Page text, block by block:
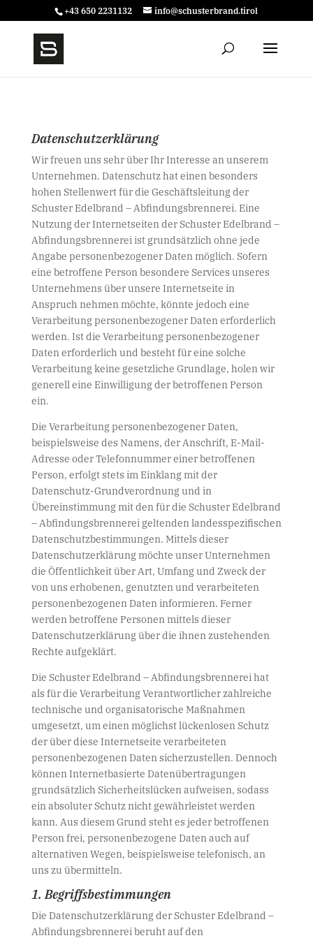
+43 650 2231132 info@schusterbrand.tirol
Datenschutzerklärung
Wir freuen uns sehr über Ihr Interesse an unserem
Unternehmen. Datenschutz hat einen besonders
hohen Stellenwert für die Geschäftsleitung der
Schuster Edelbrand – Abfindungsbrennerei. Eine
Nutzung der Internetseiten der Schuster Edelbrand –
Abfindungsbrennerei ist grundsätzlich ohne jede
Angabe personenbezogener Daten möglich. Sofern
eine betroffene Person besondere Services unseres
Unternehmens über unsere Internetseite in
Anspruch nehmen möchte, könnte jedoch eine
Verarbeitung personenbezogener Daten erforderlich
werden. Ist die Verarbeitung personenbezogener
Daten erforderlich und besteht für eine solche
Verarbeitung keine gesetzliche Grundlage, holen wir
generell eine Einwilligung der betroffenen Person
ein.
Die Verarbeitung personenbezogener Daten,
beispielsweise des Namens, der Anschrift, E-Mail-
Adresse oder Telefonnummer einer betroffenen
Person, erfolgt stets im Einklang mit der
Datenschutz-Grundverordnung und in
Übereinstimmung mit den für die Schuster Edelbrand
– Abfindungsbrennerei geltenden landesspezifischen
Datenschutzbestimmungen. Mittels dieser
Datenschutzerklärung möchte unser Unternehmen
die Öffentlichkeit über Art, Umfang und Zweck der
von uns erhobenen, genutzten und verarbeiteten
personenbezogenen Daten informieren. Ferner
werden betroffene Personen mittels dieser
Datenschutzerklärung über die ihnen zustehenden
Rechte aufgeklärt.
Die Schuster Edelbrand – Abfindungsbrennerei hat
als für die Verarbeitung Verantwortlicher zahlreiche
technische und organisatorische Maßnahmen
umgesetzt, um einen möglichst lückenlosen Schutz
der über diese Internetseite verarbeiteten
personenbezogenen Daten sicherzustellen. Dennoch
können Internetbasierte Datenübertragungen
grundsätzlich Sicherheitslücken aufweisen, sodass
ein absoluter Schutz nicht gewährleistet werden
kann. Aus diesem Grund steht es jeder betroffenen
Person frei, personenbezogene Daten auch auf
alternativen Wegen, beispielsweise telefonisch, an
uns zu übermitteln.
1. Begriffsbestimmungen
Die Datenschutzerklärung der Schuster Edelbrand –
Abfindungsbrennerei beruht auf den